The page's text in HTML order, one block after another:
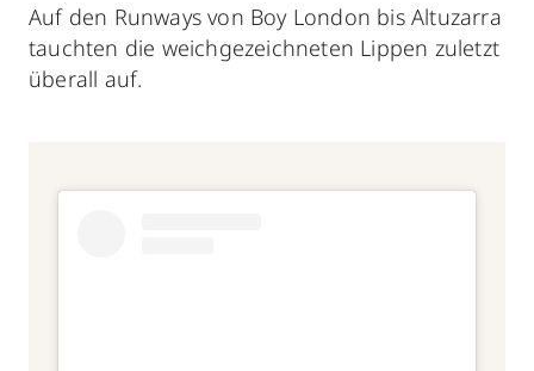
Auf den Runways von Boy London bis Altuzarra
tauchten die weichgezeichneten Lippen zuletzt
überall auf.